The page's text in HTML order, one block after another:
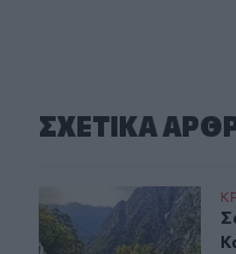
ΣΧΕΤΙΚA
Σαμαριά: Νέα